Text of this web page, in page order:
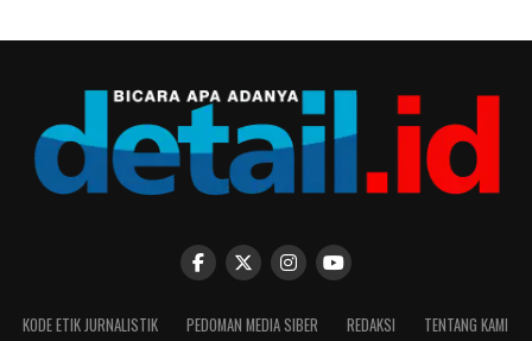
KODE ETIK JURNALISTIK PEDOMAN MEDIA SIBER REDAKSI TENTANG KAMI